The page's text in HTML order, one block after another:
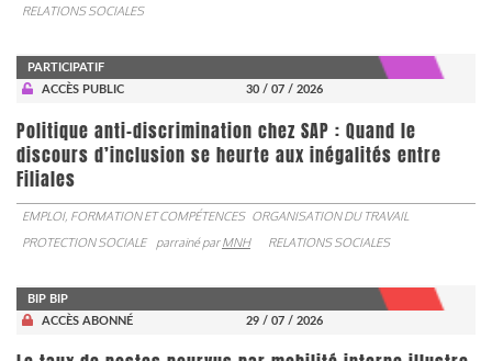
RELATIONS SOCIALES
PARTICIPATIF
ACCÈS PUBLIC
30 / 07 / 2026
Politique anti-discrimination chez SAP : Quand le
discours d’inclusion se heurte aux inégalités entre
Filiales
EMPLOI, FORMATION ET COMPÉTENCES ORGANISATION DU TRAVAIL
PROTECTION SOCIALE
parrainé parMNH RELATIONS SOCIALES
BIP BIP
ACCÈS ABONNÉ
29 / 07 / 2026